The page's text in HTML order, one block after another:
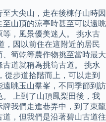
大尖山，走在後棟仔山時因
山頂的涼亭時甚至可以遠眺
，風景優美迷人。 挑水古
，因以前住在這附近的居民
筍乾等農作物挑至當時最大
道就稱為挑筍古道。 挑水
從步道拾階而上，可以走到
眺玉山羣峯，不同季節到訪
上到了山頂鳳梨田後，我
我們走進巷弄中，到了東龍
，但我們是沿著碧山古道往